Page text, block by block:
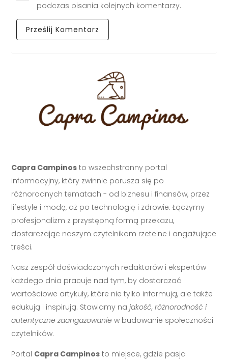
podczas pisania kolejnych komentarzy.
Capra Campinos to wszechstronny portal
informacyjny, który zwinnie porusza się po
różnorodnych tematach - od biznesu i finansów, przez
lifestyle i modę, aż po technologię i zdrowie. Łączymy
profesjonalizm z przystępną formą przekazu,
dostarczając naszym czytelnikom rzetelne i angażujące
treści.
Nasz zespół doświadczonych redaktorów i ekspertów
każdego dnia pracuje nad tym, by dostarczać
wartościowe artykuły, które nie tylko informują, ale także
edukują i inspirują. Stawiamy najakość, różnorodność i
autentyczne zaangażowanie w budowanie społeczności
czytelników.
Portal Capra Campinos to miejsce, gdzie pasja